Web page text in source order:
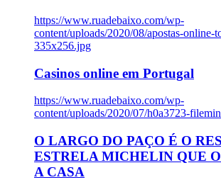
https://www.ruadebaixo.com/wp-
content/uploads/2020/08/apostas-online-
335x256.jpg
Casinos online em Portugal
https://www.ruadebaixo.com/wp-
content/uploads/2020/07/h0a3723-
O LARGO DO PAÇO É O
ESTRELA MICHELIN QUE
A CASA